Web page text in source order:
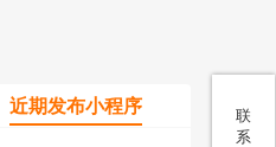
联
系
近期发布小程序